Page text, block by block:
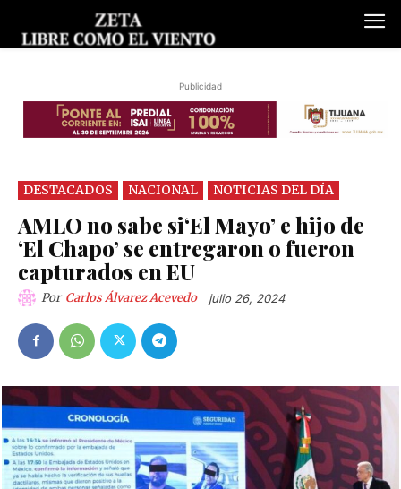
Publicidad
DESTACADOS NACIONAL NOTICIAS DEL DÍA
AMLO no sabe si‘El Mayo’ e hijo de
‘El Chapo’ se entregaron o fueron
capturados en EU
Por Carlos Álvarez Acevedo julio 26, 2024